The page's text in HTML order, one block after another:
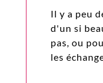
Il y a peu
d'un si
pas, ou
les